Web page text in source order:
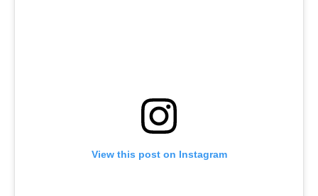
View this post on Instagram